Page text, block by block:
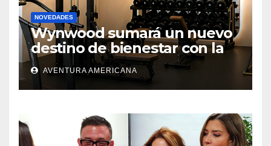
NOVEDADES
Wynwood sumará un nuevo
destino de bienestar con la
apertura de UNLOCK
AVENTURA AMERICANA